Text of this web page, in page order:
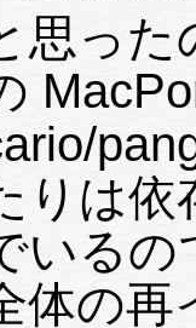
思っ
pango/gtk2 が
りは依
るので、 かつては
体の再